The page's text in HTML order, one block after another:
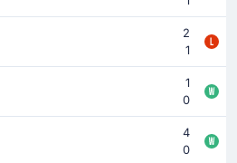
2
1
1
0
4
0